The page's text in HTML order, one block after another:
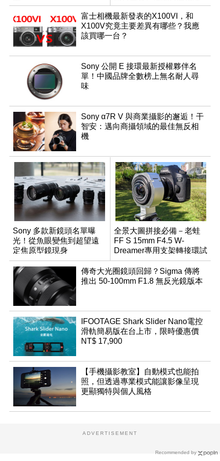
發力的輕便單眼相機
富士相機最新發表的X100VI，和
X100V究竟主要差異有哪些？我應
該買哪一台？
Sony 公開 E 接環最新授權夥伴名
單！中國品牌全數榜上無名耐人尋
味
Sony α7R V 與商業攝影的邂逅！干
智安：邁向商攝領域的最佳無反相
機
Sony 多款新鏡頭名單曝
光！從魚眼變焦到超望遠
定焦原型鏡現身
全景大圖拼接必備－老蛙
FF S 15mm F4.5 W-
Dreamer專用支架轉接環試
用報告
傳奇大光圈鏡頭回歸？Sigma 傳將
推出 50-100mm F1.8 無反光鏡版本
IFOOTAGE Shark Slider Nano電控
滑軌簡易版在台上市，限時優惠價
NT$ 17,900
【手機攝影教室】自動模式也能拍
照，但透過專業模式能讓影像呈現
更顯獨特與個人風格
Recommended by
ADVERTISEMENT